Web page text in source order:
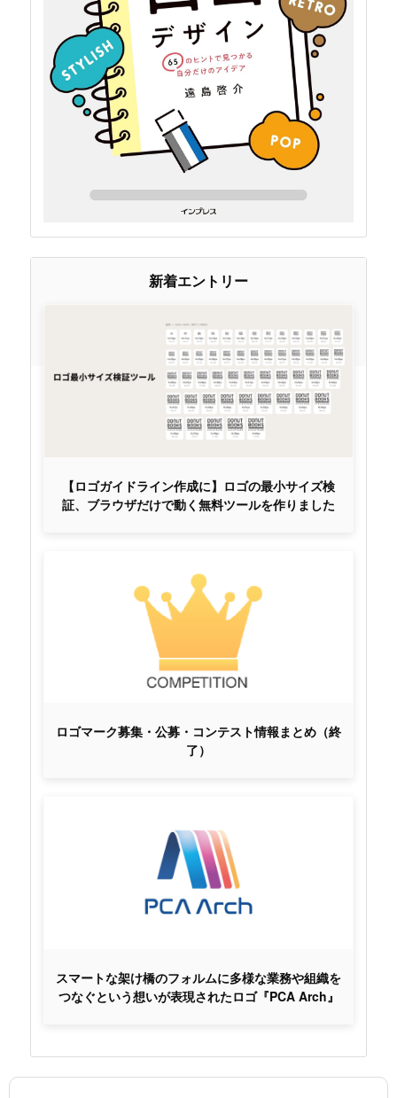
新着エントリー
【ロゴガイドライン作成に】ロゴの最小サイズ検
証、ブラウザだけで動く無料ツールを作りました
ロゴマーク募集・公募・コンテスト情報まとめ（終
了）
スマートな架け橋のフォルムに多様な業務や組織を
つなぐという想いが表現されたロゴ『PCA Arch』